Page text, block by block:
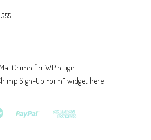
for WP plugin
Sign-Up Form” widget here